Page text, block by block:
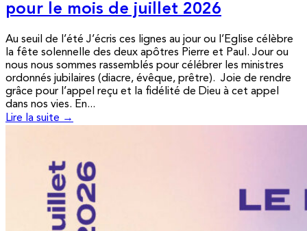
pour le mois de juillet 2026
Au seuil de l’été J’écris ces lignes au jour ou l’Eglise célèbre
la fête solennelle des deux apôtres Pierre et Paul. Jour ou
nous nous sommes rassemblés pour célébrer les ministres
ordonnés jubilaires (diacre, évêque, prêtre). Joie de rendre
grâce pour l’appel reçu et la fidélité de Dieu à cet appel
dans nos vies. En...
Lire la suite →